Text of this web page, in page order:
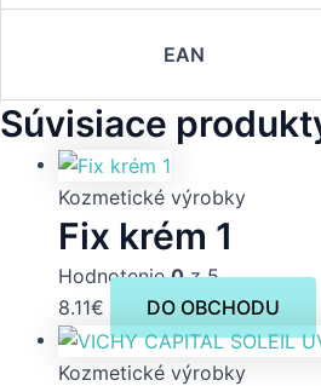
EAN
Súvisiace
Kozmetické výrobky
Fix krém 1
Hodnotenie0z 5
8.11€ DO OBCHODU
Kozmetické výrobky